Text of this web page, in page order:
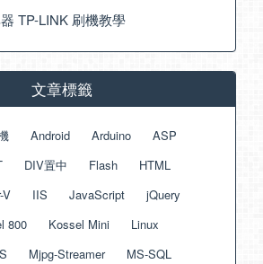
TP-LINK 刷機教學
文章標籤
Android Arduino
ASP
DIV置中 Flash
HTML
V IIS JavaScript
jQuery
800 Kossel Mini
Linux
Mjpg-Streamer
MS-SQL